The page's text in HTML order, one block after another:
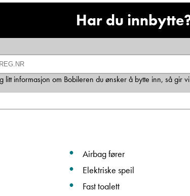
Lurer du på noe?
Sted
Hva gjelder det?
Har du
litt informasjon om Bobileren du ønsker å bytte inn, så gir
Airbag fører
Elektriske speil
Fast toalett